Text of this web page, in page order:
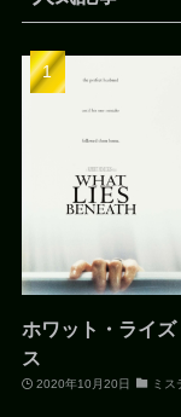
ホワット・ライ
ス
2020年10月20日 ミス